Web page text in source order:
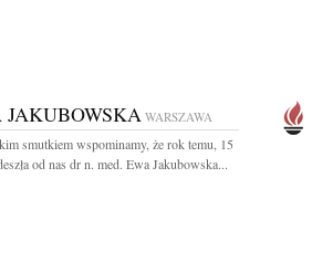
JAKUBOWSKA WARSZAWA
smutkiem wspominamy, że rok temu, 15
od nas dr n. med. Ewa Jakubowska...